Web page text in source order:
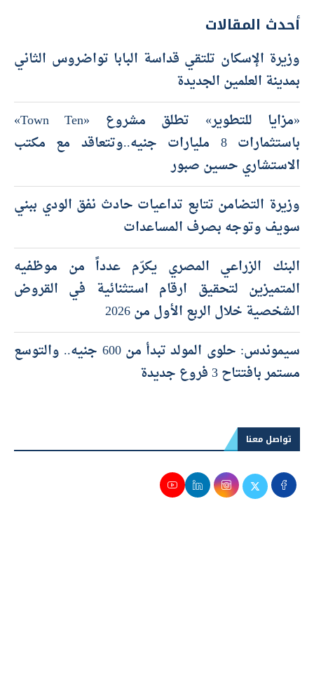
أحدث المقالات
وزيرة الإسكان تلتقي قداسة البابا تواضروس الثاني
بمدينة العلمين الجديدة
«مزايا للتطوير» تطلق مشروع «Town Ten»
باستثمارات 8 مليارات جنيه..وتتعاقد مع مكتب
الاستشاري حسين صبور
وزيرة التضامن تتابع تداعيات حادث نفق الودي ببني
سويف وتوجه بصرف المساعدات
البنك الزراعي المصري يكرّم عدداً من موظفيه
المتميزين لتحقيق ارقام استثنائية في القروض
الشخصية خلال الربع الأول من 2026
سيموندس: حلوى المولد تبدأ من 600 جنيه.. والتوسع
مستمر بافتتاح 3 فروع جديدة
تواصل معنا